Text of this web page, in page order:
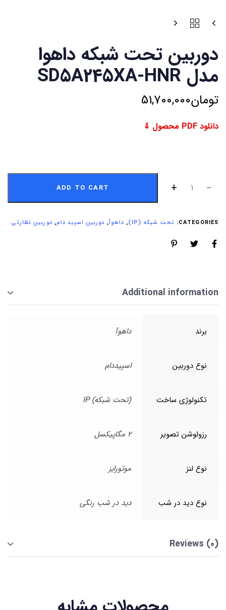
دوربین تحت شبکه داهوا
مدل SD5A245XA-HNR
تومان51,700,000
دانلود PDF محصول ⇓
ADD TO CART
CATEGORIES: تحت شبکه (IP) , داهوآ, دوربین اسپید دام, دوربین نظارتی
Additional information
برند داهوآ
نوع دوربین اسپیددام
تکنولوژی ساخت (تحت شبکه) IP
رزولوشن تصویر 2 مگاپیکسل
نوع لنز موتورایز
نوع دید در شب دید در شب رنگی
Reviews (0)